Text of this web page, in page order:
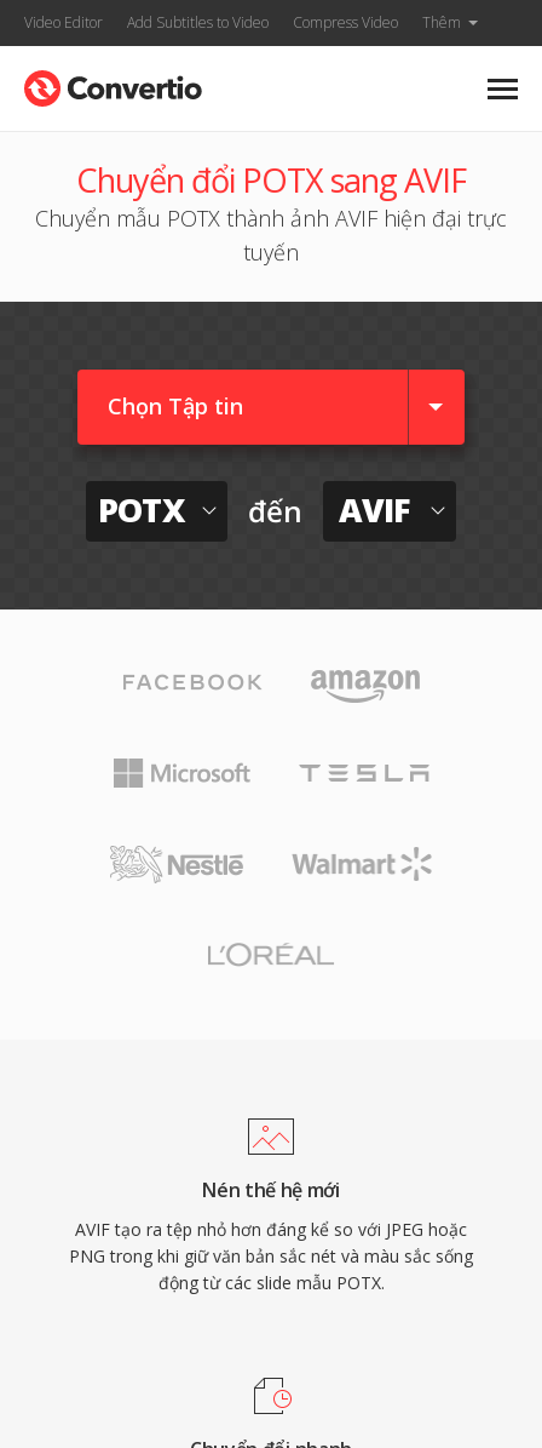
Video Editor Add Subtitles to Video Compress Video Thêm
Chuyển đổi POTX sang AVIF
Chuyển mẫu POTX thành ảnh AVIF hiện đại trực
tuyến
Chọn Tập tin
POTX đến AVIF
Nén thế hệ mới
AVIF tạo ra tệp nhỏ hơn đáng kể so với JPEG hoặc
PNG trong khi giữ văn bản sắc nét và màu sắc sống
động từ các slide mẫu POTX.